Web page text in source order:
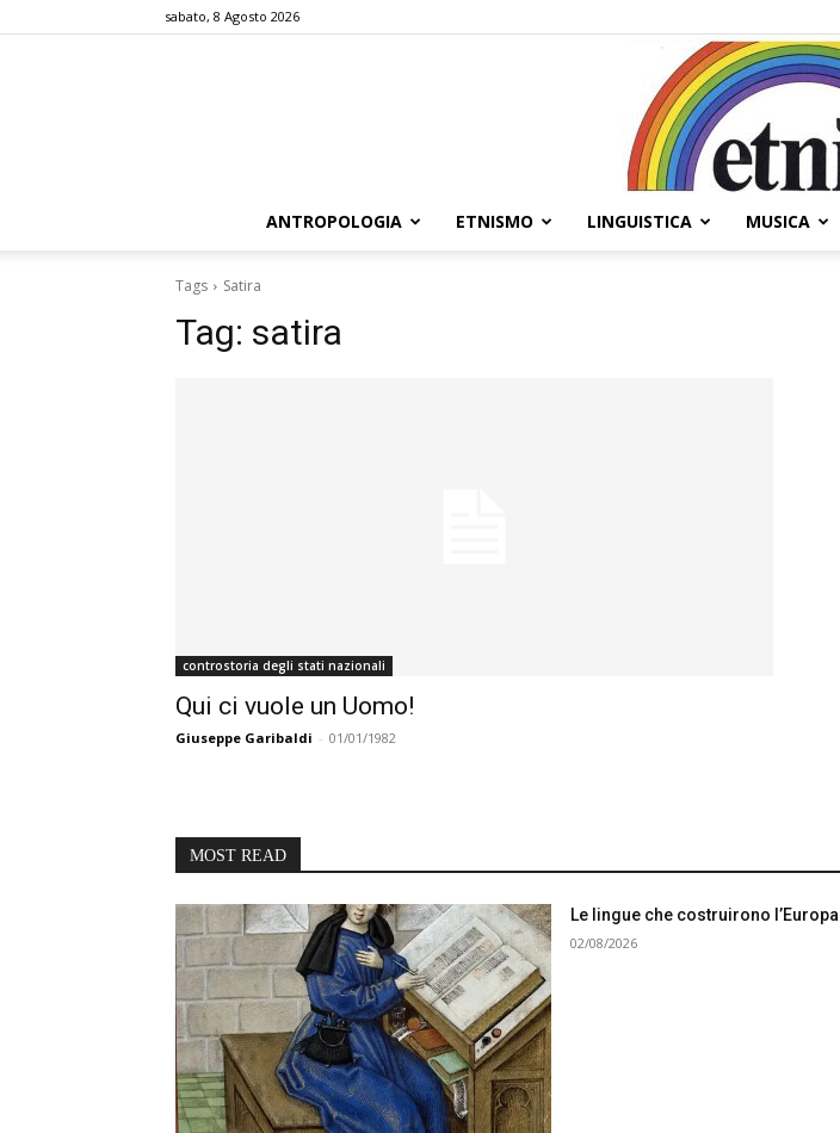
sabato, 8 Agosto 2026
ANTROPOLOGIA ETNISMO LINGUISTICA MUSICA
Tags Satira
Tag: satira
controstoria degli stati nazionali
Qui ci vuole un Uomo!
Giuseppe Garibaldi - 01/01/1982
MOST READ
Le lingue che costruirono l’Europa
02/08/2026